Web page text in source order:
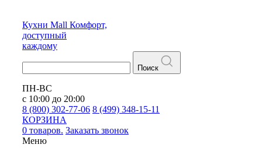
Кухни Mall Комфорт,
доступный
каждому
Поиск
ПН-ВС
с 10:00 до 20:00
8 (800) 302-77-06 8 (499) 348-15-11
КОРЗИНА
0 товаров. Заказать звонок
Меню